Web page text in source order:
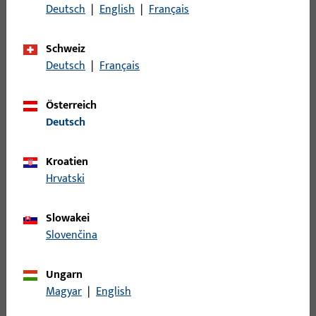
Bruttogewicht
Mindestbestelleinheit
Anmeldung
Preisinformation zu erhalten oder Artikel zu bestellen
Produktbeschreibung
Deutsch | English | Français
Schweiz
Deutsch | Français
Österreich
Deutsch
Kroatien
Hrvatski
Slowakei
Slovenčina
Ungarn
Magyar | English